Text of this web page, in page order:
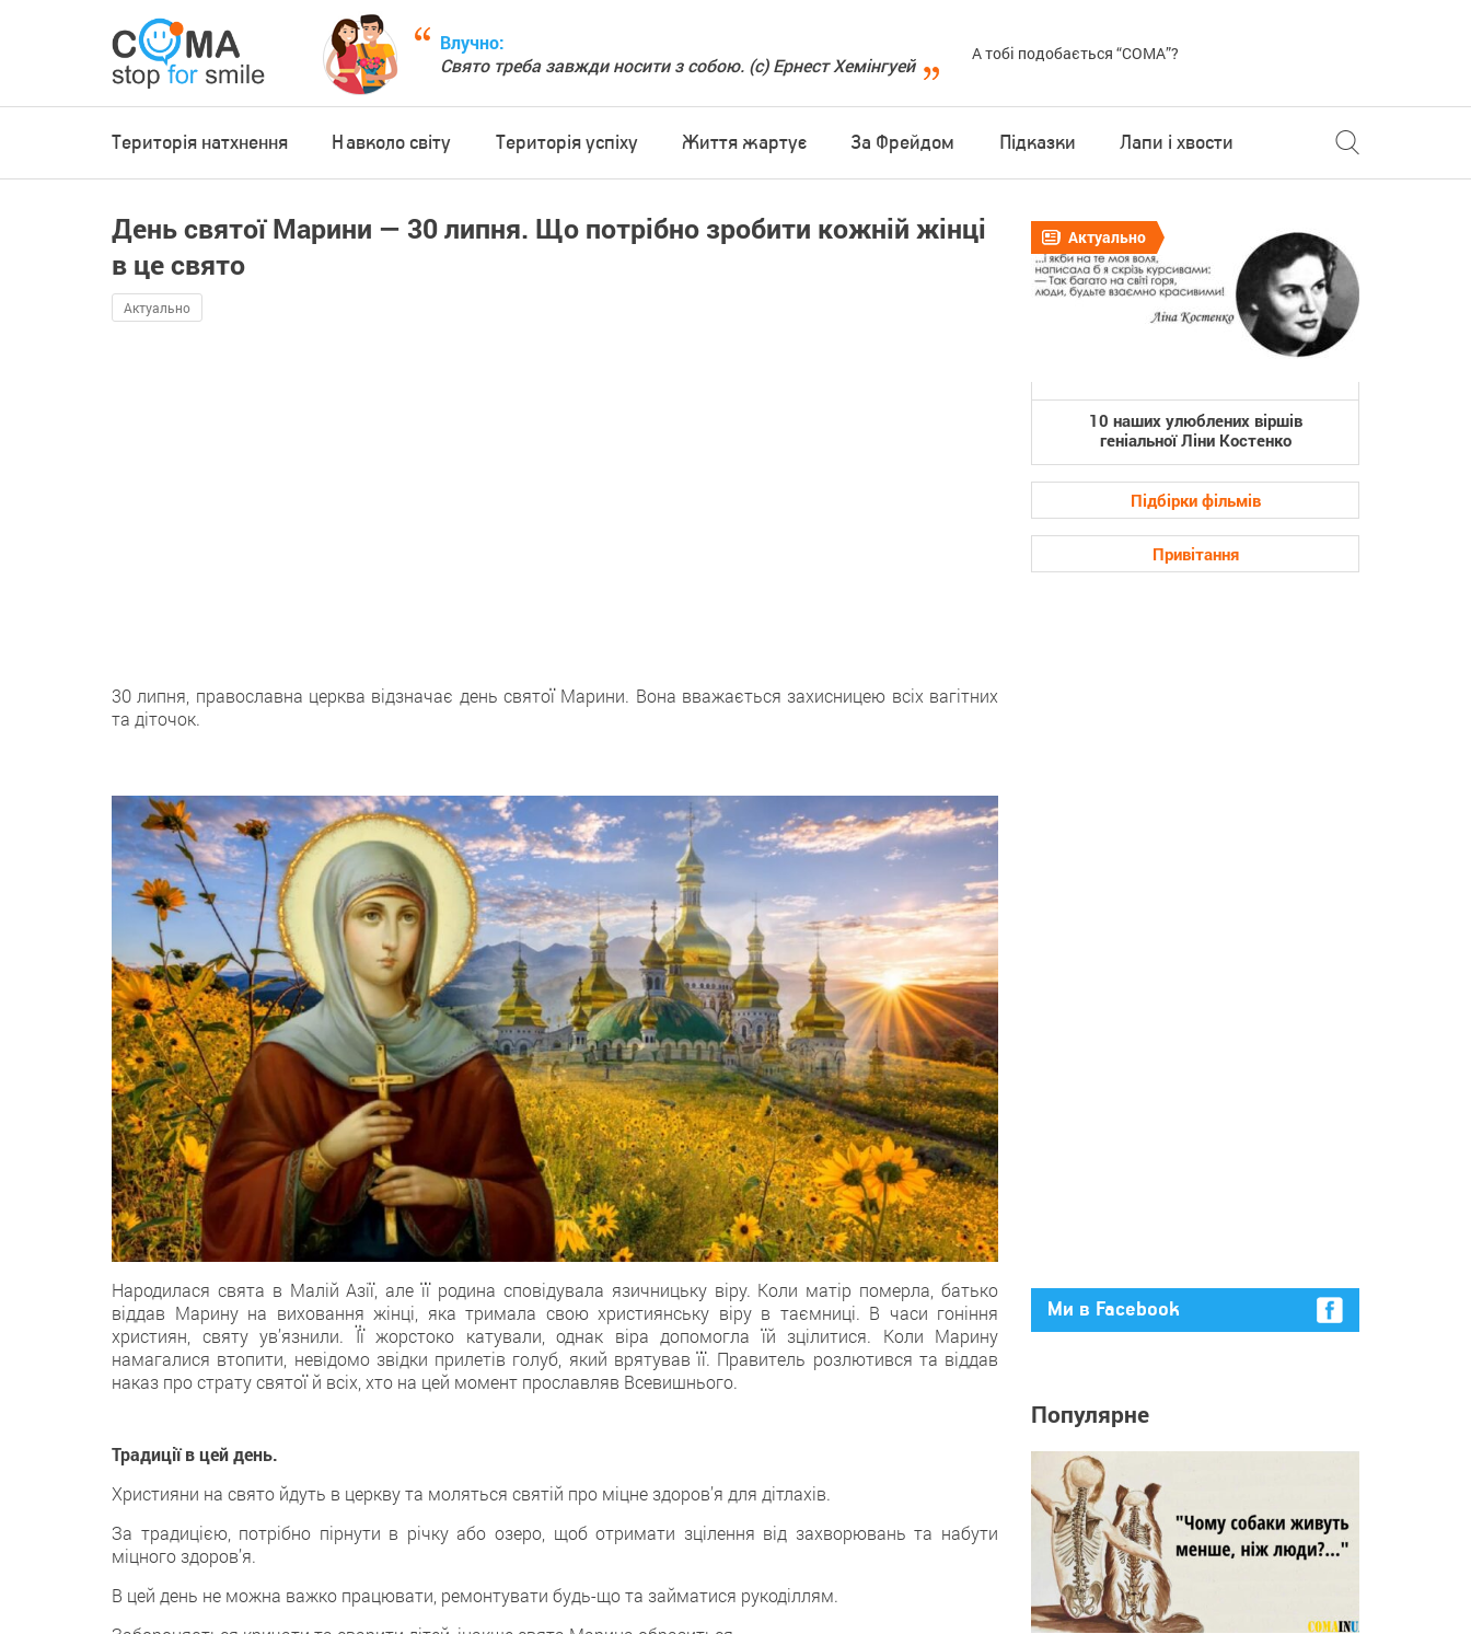
Влучно:
Свято треба завжди носити з собою. (с) Ернест Хемінгуей
А тобі подобається “COMA”?
Територія натхнення Навколо світу Територія успіху Життя жартує За Фрейдом Підказки Лапи і хвости
День святої Марини — 30 липня. Що потрібно зробити кожній жінці
в це свято
Актуально
30 липня, православна церква відзначає день святої Марини. Вона вважається захисницею всіх вагітних
та діточок.
Народилася свята в Малій Азії, але її родина сповідувала язичницьку віру. Коли матір померла, батько
віддав Марину на виховання жінці, яка тримала свою християнську віру в таємниці. В часи гоніння
християн, святу ув’язнили. Її жорстоко катували, однак віра допомогла їй зцілитися. Коли Марину
намагалися втопити, невідомо звідки прилетів голуб, який врятував її. Правитель розлютився та віддав
наказ про страту святої й всіх, хто на цей момент прославляв Всевишнього.
Традиції в цей день.
Християни на свято йдуть в церкву та моляться святій про міцне здоров’я для дітлахів.
За традицією, потрібно пірнути в річку або озеро, щоб отримати зцілення від захворювань та набути
міцного здоров’я.
В цей день не можна важко працювати, ремонтувати будь-що та займатися рукоділлям.
Актуально
10 наших улюблених віршів
геніальної Ліни Костенко
Підбірки фільмів
Привітання
Ми в Facebook
Популярне